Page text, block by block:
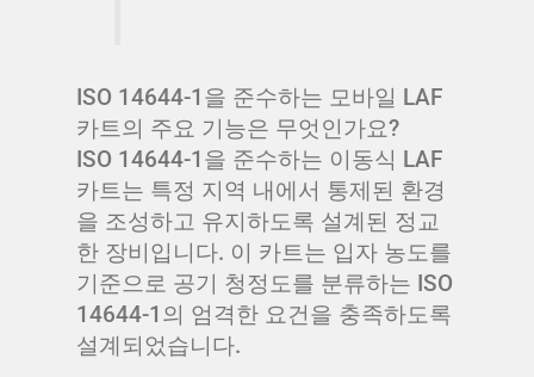
ISO 14644-1을 준수하는 모바일 LAF
카트의 주요 기능은 무엇인가요?
ISO 14644-1을 준수하는 이동식 LAF
카트는 특정 지역 내에서 통제된 환경
을 조성하고 유지하도록 설계된 정교
한 장비입니다. 이 카트는 입자 농도를
기준으로 공기 청정도를 분류하는 ISO
14644-1의 엄격한 요건을 충족하도록
설계되었습니다.